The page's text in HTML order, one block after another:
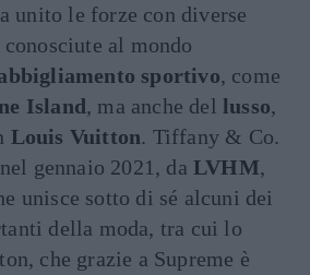
unito le forze con diverse
al mondo
sportivo, come
Island, ma anche del lusso,
Louis Vuitton. Tiffany & Co.
gennaio 2021, daLVHM,
unisce sotto di sé alcuni dei
della moda, tra cui lo
che grazie a Supreme è